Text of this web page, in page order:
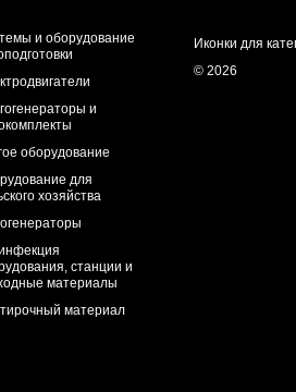
и оборудование
и
оборудование
для
хозяйства
станции и
материалы
материал
Иконки для
© 2026